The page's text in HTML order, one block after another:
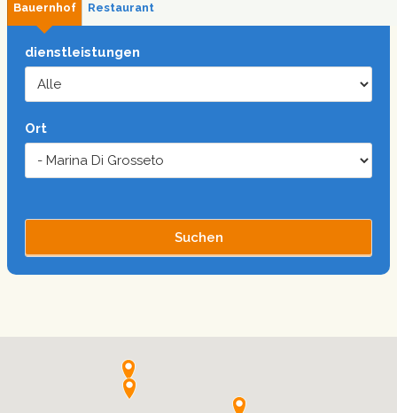
Bauernhof Restaurant
dienstleistungen
Ort